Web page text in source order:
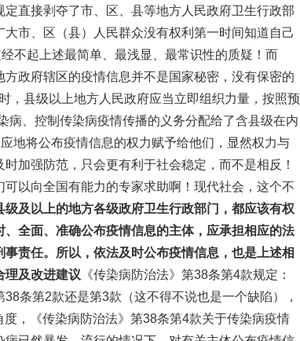
直接剥夺了市、区、县等地方人民政府卫生行政部
市、区（县）人民群众没有权利第一时间知道自己
不起上述最简单、最浅显、最常识性的质疑！而
政府辖区的疫情信息并不是国家秘密，没有保密的
，县级以上地方人民政府应当立即组织力量，按照预
病、控制传染病疫情传播的义务分配给了含县级在内
将公布疫情信息的权力赋予给他们，显然权力与
加强防范，只会更有利于社会稳定，而不是相反！
以向全国有能力的专家求助啊！现代社会，这个不
及以上的地方各级政府卫生行政部门，都应该有权
全面、准确公布疫情信息的主体，应承担相应的法
责任。所以，依法及时公布疫情信息，也是上述相
理及改进建议 《传染病防治法》第38条第4款规定：
条第2款还是第3款（这不得不说也是一个缺陷），
度，《传染病防治法》第38条第4款关于传染病疫情